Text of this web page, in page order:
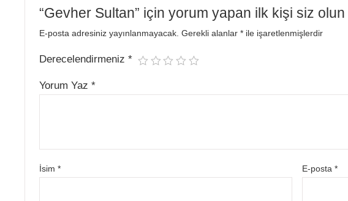
“Gevher Sultan” için yorum yapan ilk kişi siz olun
E-posta adresiniz yayınlanmayacak. Gerekli alanlar* ile işaretlenmişlerdir
Derecelendirmeniz*
Yorum Yaz*
İsim* E-posta*